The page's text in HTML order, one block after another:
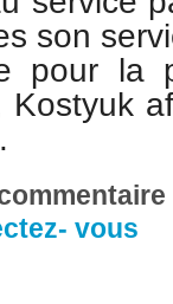
son
pour la
vous